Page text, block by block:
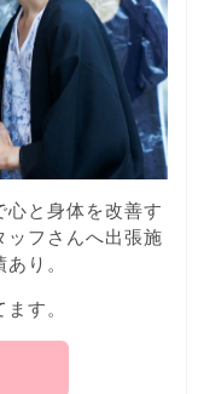
心と身体を改善す
ッフさんへ出張施
り。
す。